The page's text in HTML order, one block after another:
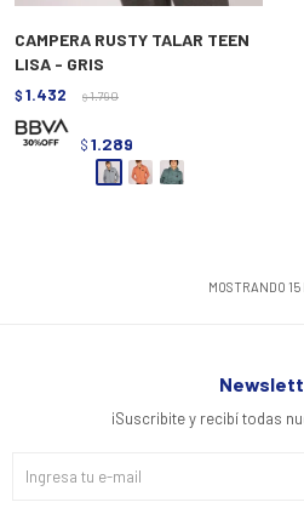
CAMPERA RUSTY TALAR TEEN
LISA - GRIS
$ 1.432 $ 1.790
$ 1.289
MOSTRANDO 15
¡Suscribite y recibí todas